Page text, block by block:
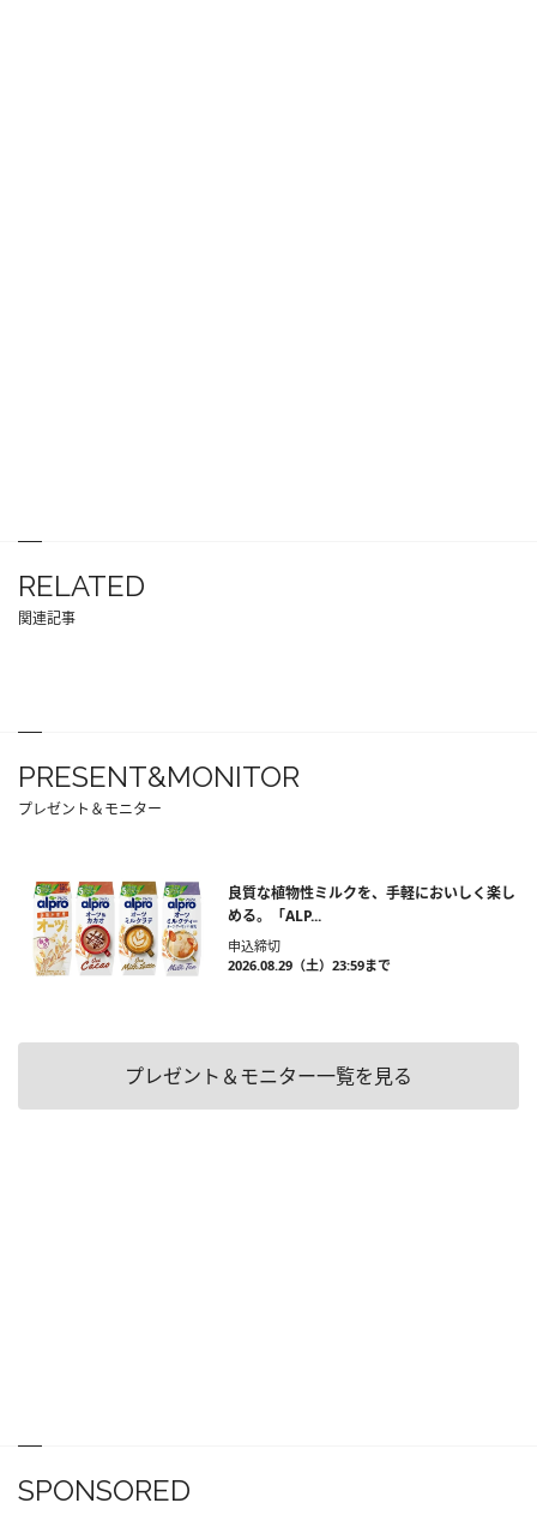
RELATED
関連記事
PRESENT&MONITOR
プレゼント＆モニター
良質な植物性ミルクを、手軽においしく楽し
める。「ALP...
申込締切
2026.08.29（土）23:59まで
プレゼント＆モニター一覧を見る
SPONSORED